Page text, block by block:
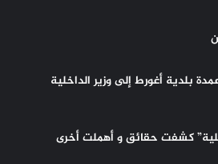
بلدية أغورط إلى وزير الداخلية
كشفت حقائق و أهملت أخرى